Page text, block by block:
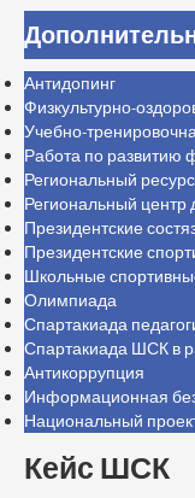
Антидопинг
Физкультурно-
Учебно-
Работа по развитию
Региональный
Региональный центр
Президентские
Президентские
Школьные
Олимпиада
Спартакиада
Спартакиада ШСК в
Антикоррупция
Информационная
Национальный
Кейс ШСК